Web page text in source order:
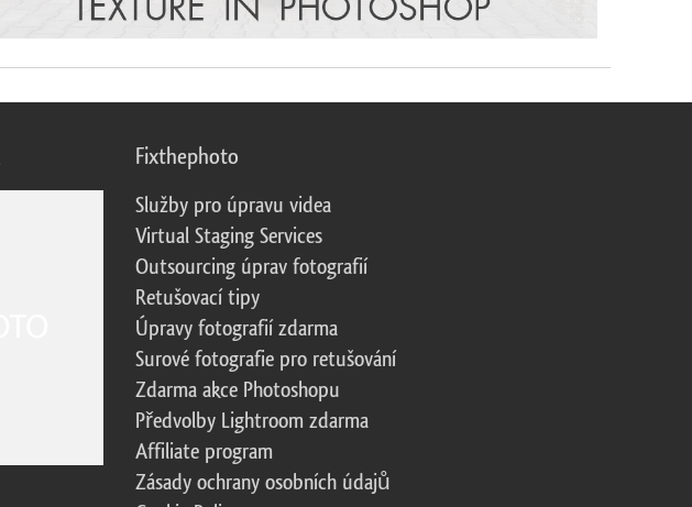
Fixthephoto
Služby pro úpravu videa
Virtual Staging Services
Outsourcing úprav fotografií
Retušovací tipy
Úpravy fotografií zdarma
Surové fotografie pro retušování
Zdarma akce Photoshopu
Předvolby Lightroom zdarma
Affiliate program
Zásady ochrany osobních údajů